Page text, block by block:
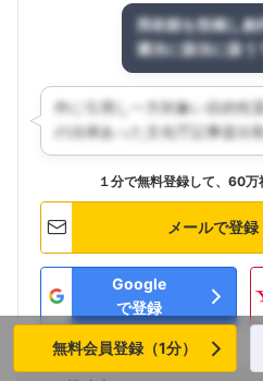
１分で無料登録して、60
メールで登録
Google
で登録
無料会員登録（1分）